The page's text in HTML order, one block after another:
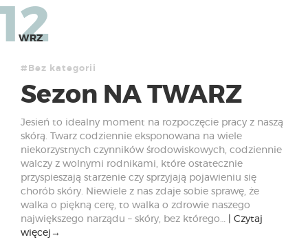
12
WRZ
#Bez kategorii
Sezon NA TWARZ
Jesień to idealny moment na rozpoczęcie pracy z naszą
skórą. Twarz codziennie eksponowana na wiele
niekorzystnych czynników środowiskowych, codziennie
walczy z wolnymi rodnikami, które ostatecznie
przyspieszają starzenie czy sprzyjają pojawieniu się
chorób skóry. Niewiele z nas zdaje sobie sprawę, że
walka o piękną cerę, to walka o zdrowie naszego
największego narządu – skóry, bez którego…
Czytaj
więcej →